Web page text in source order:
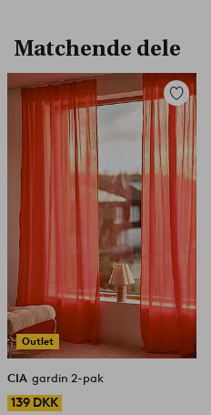
Matchende dele
Outlet
Tilføj
til
favoritter
CIA gardin 2-pak
139 DKK